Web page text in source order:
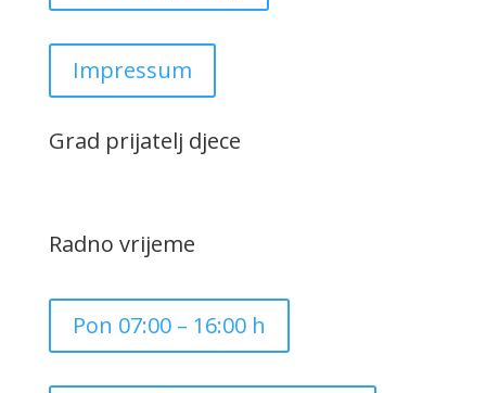
Impressum
Grad prijatelj djece
Radno vrijeme
Pon 07:00 – 16:00 h